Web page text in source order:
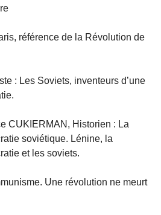
référence de la Révolution de
: Les Soviets, inventeurs d’une
CUKIERMAN, Historien : La
soviétique. Lénine, la
et les soviets.
Une révolution ne meurt